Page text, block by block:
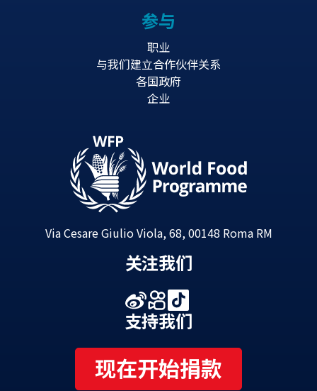
参与
职业
与我们建立合作伙伴关系
各国政府
企业
Via Cesare Giulio Viola, 68, 00148 Roma RM
关注我们
支持我们
现在开始捐款